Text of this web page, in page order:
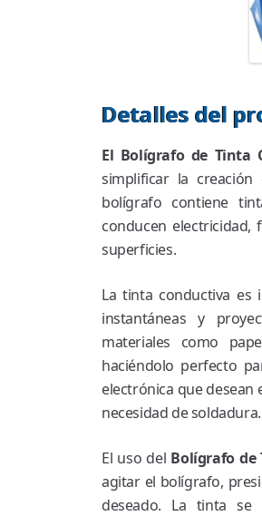
Detalles del
El Bolígrafo de Tinta
simplificar la
bolígrafo contiene
conducen
superficies.
La tinta conductiva es
instantáneas y
materiales como
haciéndolo perfecto
electrónica que
necesidad de soldadura.
El uso del Bolígrafo de
agitar el bolígrafo,
deseado. La tinta se